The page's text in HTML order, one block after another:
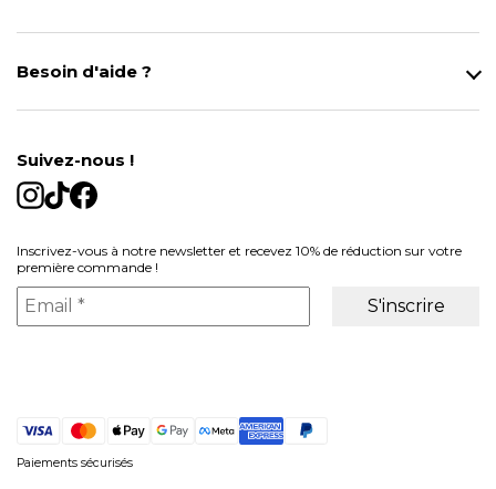
Besoin d'aide ?
Contact
Gestion des cookies
Suivez-nous !
Inscrivez-vous à notre newsletter et recevez 10% de réduction sur votre
première commande !
Paiements sécurisés